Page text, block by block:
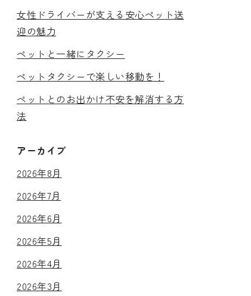
女性ドライバーが支える安心ペット送
迎の魅力
ペットと一緒にタクシー
ペットタクシーで楽しい移動を！
ペットとのお出かけ不安を解消する方
法
アーカイブ
2026年8月
2026年7月
2026年6月
2026年5月
2026年4月
2026年3月